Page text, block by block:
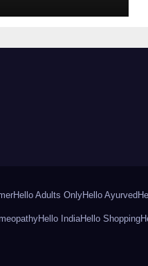
Hello Adults OnlyHello Ayurved
Hello IndiaHello Shopping